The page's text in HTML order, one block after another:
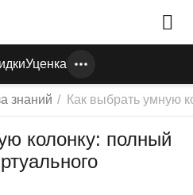
Уценка
знаний / Как выбрать умную
колонку: полный